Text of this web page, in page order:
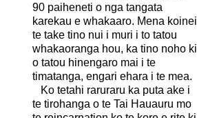
90 paiheneti o nga tangata
karekau e whakaaro. Mena koinei
te take tino nui i muri i to tatou
whakaoranga hou, ka tino noho ki
o tatou hinengaro mai i te
timatanga, engari ehara i te mea.
Ko tetahi raruraru ka puta ake i
te tirohanga o te Tai Hauauru mo